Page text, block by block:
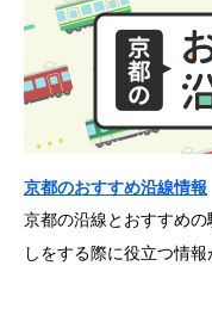
京都のおすすめ沿線情報
京都の沿線とおすすめ
しをする際に役立つ情報